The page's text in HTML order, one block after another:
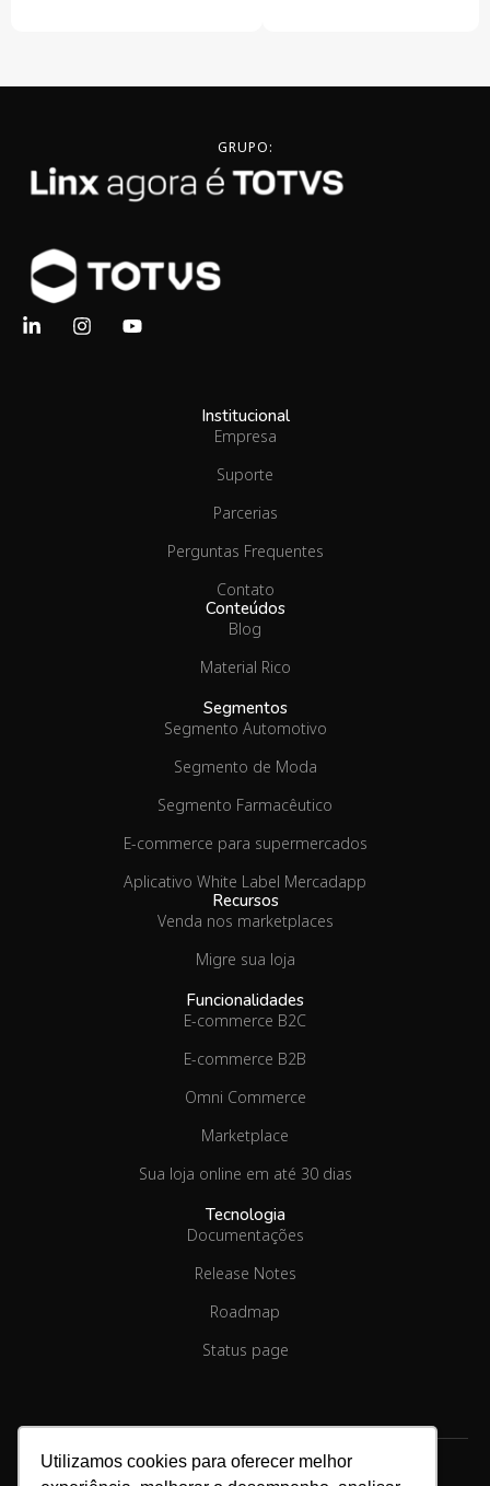
Utilizamos cookies para oferecer melhor
GRUPO:
Institucional
Empresa
Suporte
Parcerias
Perguntas Frequentes
Contato
Conteúdos
Blog
Material Rico
Segmentos
Segmento Automotivo
Segmento de Moda
Segmento Farmacêutico
E-commerce para supermercados
Aplicativo White Label Mercadapp
Recursos
Venda nos marketplaces
Migre sua loja
Funcionalidades
E-commerce B2C
E-commerce B2B
Omni Commerce
Marketplace
Sua loja online em até 30 dias
Tecnologia
Documentações
Release Notes
Roadmap
Status page